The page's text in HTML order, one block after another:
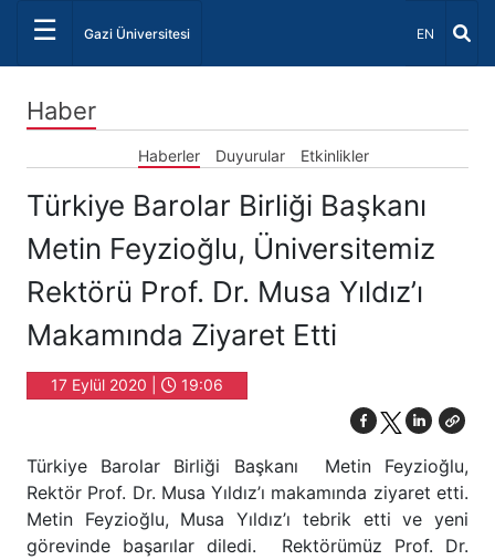
☰ Gazi Üniversitesi Dil Seçiniz
EN
Haber
Haberler Duyurular Etkinlikler
Türkiye Barolar Birliği Başkanı
Metin Feyzioğlu, Üniversitemiz
Rektörü Prof. Dr. Musa Yıldız’ı
Makamında Ziyaret Etti
17 Eylül 2020 | 19:06
Türkiye Barolar Birliği Başkanı Metin Feyzioğlu,
Rektör Prof. Dr. Musa Yıldız’ı makamında ziyaret etti.
Metin Feyzioğlu, Musa Yıldız’ı tebrik etti ve yeni
görevinde başarılar diledi. Rektörümüz Prof. Dr.